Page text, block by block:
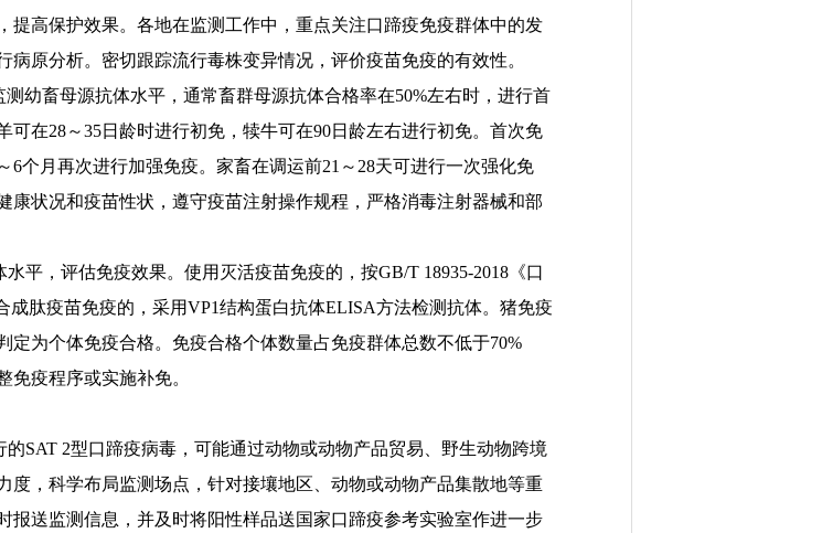
提高保护效果。各地在监测工作中，重点关注口蹄疫免疫群体中的发
原分析。密切跟踪流行毒株变异情况，评价疫苗免疫的有效性。
测幼畜母源抗体水平，通常畜群母源抗体合格率在50%左右时，进行首
可在28～35日龄时进行初免，犊牛可在90日龄左右进行初免。首次免
～6个月再次进行加强免疫。家畜在调运前21 ～ 28天可进行一次强化免
康状况和疫苗性状，遵守疫苗注射操作规程，严格消毒注射器械和部
平，评估免疫效果。 使用灭活疫苗免疫的，按GB/T 18935-2018《口
成肽疫苗免疫的，采用VP1结构蛋白抗体ELISA方法检测抗体。 猪免疫
定为个体免疫合格。免疫合格个体数量占免疫群体总数不低于70%
免疫程序或实施补免。
的SAT 2型口蹄疫病毒，可能通过动物或动物产品贸易、 野生动物跨境
度，科学布局监测场点，针对接壤地区、动物或动物产品集散地等重
报送监测信息 ，并及时将阳性样品送国家口蹄疫参考实验室作进一步